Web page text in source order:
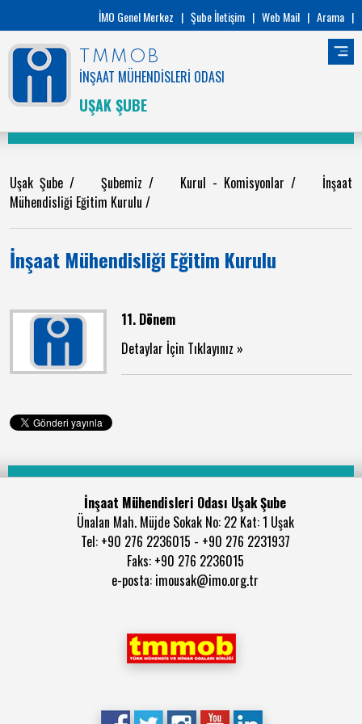
İMO Genel Merkez | Şube İletişim | Web Mail | Arama |
TMMOB
İNŞAAT MÜHENDİSLERİ ODASI
UŞAK ŞUBE
Uşak Şube/Şubemiz/ Kurul - Komisyonlar/ İnşaat
Mühendisliği Eğitim Kurulu /
İnşaat Mühendisliği Eğitim Kurulu
11. Dönem
Detaylar İçin Tıklayınız »
İnşaat Mühendisleri Odası Uşak Şube
Ünalan Mah. Müjde Sokak No: 22 Kat: 1 Uşak
Tel: +90 276 2236015 - +90 276 2231937
Faks: +90 276 2236015
e-posta: imousak@imo.org.tr